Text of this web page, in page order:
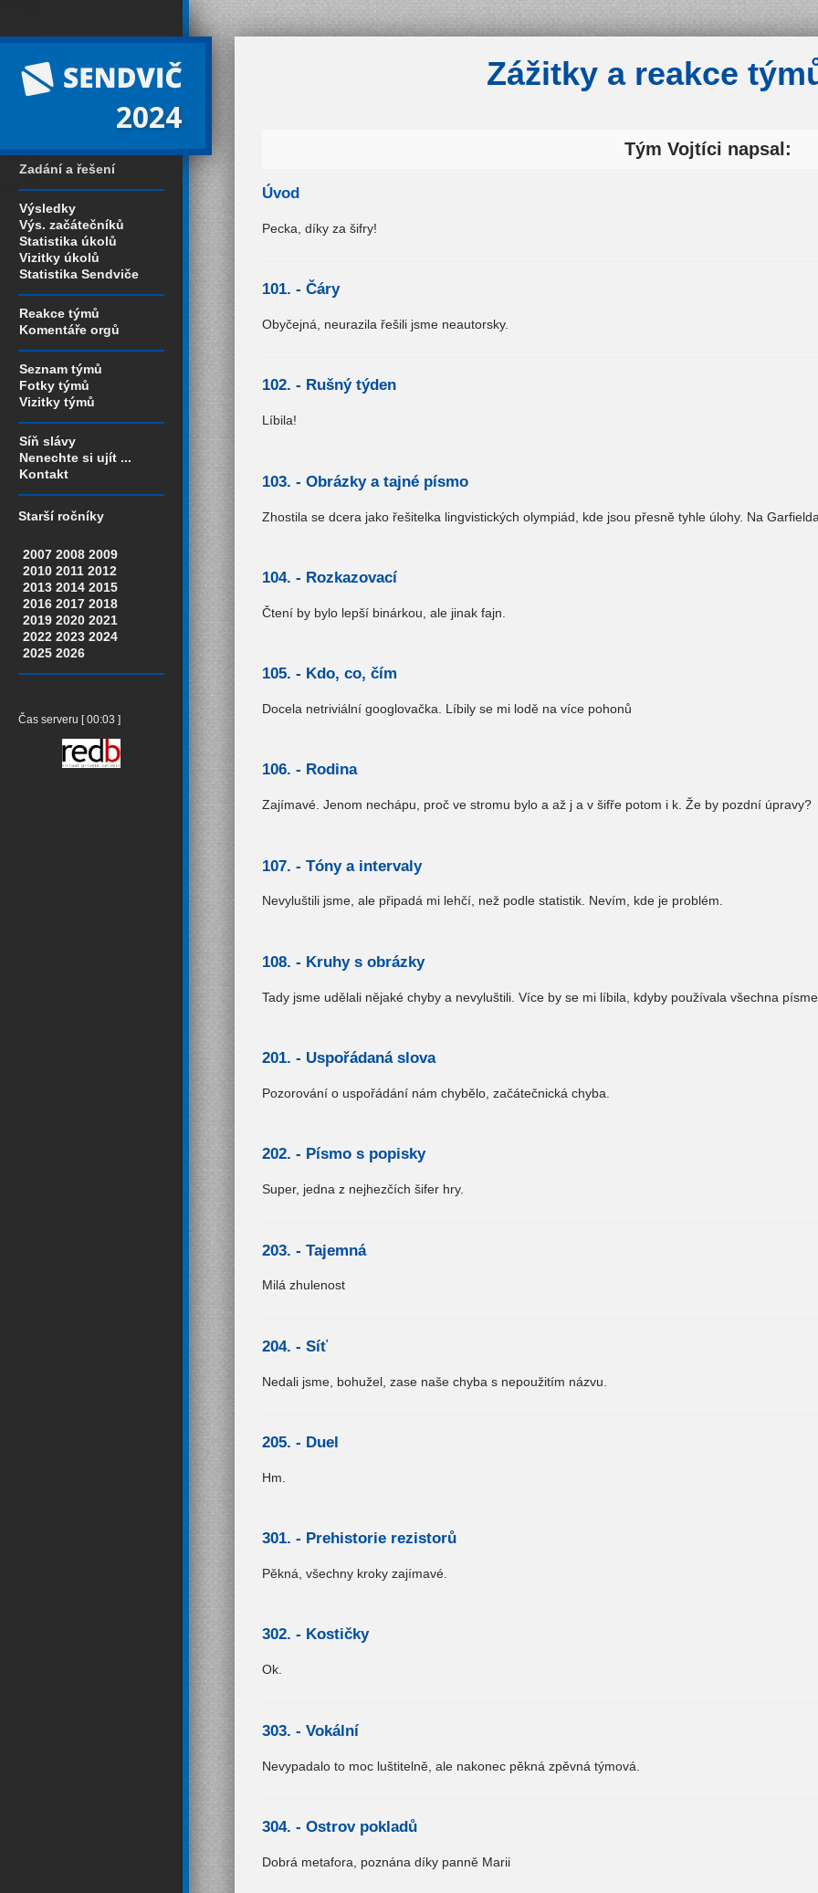
2024
Zadání a řešení
Výsledky
Výs. začátečníků
Statistika úkolů
Vizitky úkolů
Statistika Sendviče
Reakce týmů
Komentáře orgů
Seznam týmů
Fotky týmů
Vizitky týmů
Síň slávy
Nenechte si ujít ...
Kontakt
Starší ročníky
2007 2008 2009
2010 2011 2012
2013 2014 2015
2016 2017 2018
2019 2020 2021
2022 2023 2024
2025 2026
Čas serveru [ 00:03 ]
Zážitky a reakce
Tým Vojtíci napsal:
Úvod
Pecka, díky za šifry!
101. - Čáry
Obyčejná, neurazila řešili jsme neautorsky.
102. - Rušný týden
Líbila!
103. - Obrázky a tajné písmo
Zhostila se dcera jako řešitelka lingvistických olympiád, kde jsou přesně tyhle úlohy. Na
104. - Rozkazovací
Čtení by bylo lepší binárkou, ale jinak fajn.
105. - Kdo, co, čím
Docela netriviální googlovačka. Líbily se mi lodě na více pohonů
106. - Rodina
Zajímavé. Jenom nechápu, proč ve stromu bylo a až j a v šifře potom i k. Že by pozdní úpravy?
107. - Tóny a intervaly
Nevyluštili jsme, ale připadá mi lehčí, než podle statistik. Nevím, kde je problém.
108. - Kruhy s obrázky
Tady jsme udělali nějaké chyby a nevyluštili. Více by se mi líbila, kdyby používala všechna
201. - Uspořádaná slova
Pozorování o uspořádání nám chybělo, začátečnická chyba.
202. - Písmo s popisky
Super, jedna z nejhezčích šifer hry.
203. - Tajemná
Milá zhulenost
204. - Síť
Nedali jsme, bohužel, zase naše chyba s nepoužitím názvu.
205. - Duel
Hm.
301. - Prehistorie rezistorů
Pěkná, všechny kroky zajímavé.
302. - Kostičky
Ok.
303. - Vokální
Nevypadalo to moc luštitelně, ale nakonec pěkná zpěvná týmová.
304. - Ostrov pokladů
Dobrá metafora, poznána díky panně Marii